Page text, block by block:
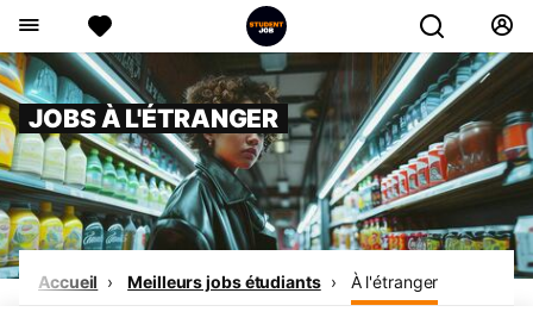
JOBS À L'ÉTRANGER
Accueil Meilleurs jobs étudiants À l'étranger